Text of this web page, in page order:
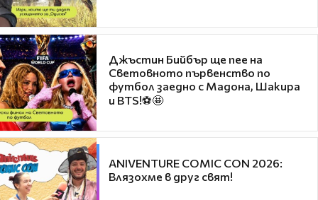
Джъстин Бийбър ще пее на
Световното първенство по
футбол заедно с Мадона, Шакира
и BTS!⚽🤩
ANIVENTURE COMIC CON 2026:
Влязохме в друг свят!